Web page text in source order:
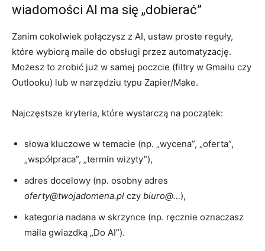
wiadomości AI ma się „dobierać”
Zanim cokolwiek połączysz z AI, ustaw proste reguły,
które wybiorą maile do obsługi przez automatyzację.
Możesz to zrobić już w samej poczcie (filtry w Gmailu czy
Outlooku) lub w narzędziu typu Zapier/Make.
Najczęstsze kryteria, które wystarczą na początek:
słowa kluczowe w temacie (np. „wycena”, „oferta”,
„współpraca”, „termin wizyty”),
adres docelowy (np. osobny adres
oferty@twojadomena.pl czy biuro@…),
kategoria nadana w skrzynce (np. ręcznie oznaczasz
maila gwiazdką „Do AI”).